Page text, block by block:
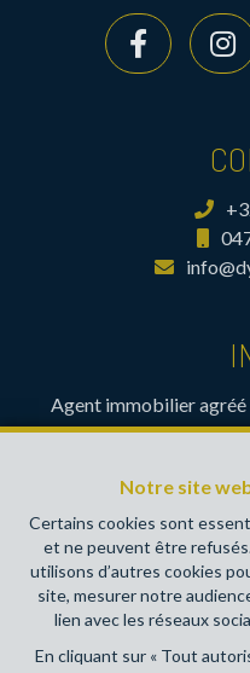
Notre site
Certains cookies sont
et ne peuvent être
utilisons d’autres cookies
site, mesurer notre
lien avec les réseaux
En cliquant sur « Tout
Agent immobilier agréé
Belgique- Instance de
(+32 2 505 38 50 -
RC professionnelle et
Place du Trône 1, 1000
Couverture valable pour